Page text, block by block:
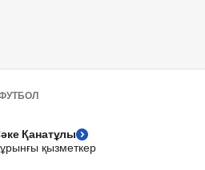
Қанатұлы
қызметкер